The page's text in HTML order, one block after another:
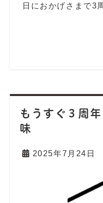
日におかげさまで3
もうすぐ３周
味
2025年7月24日